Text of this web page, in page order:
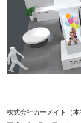
株式会社カーメイト（